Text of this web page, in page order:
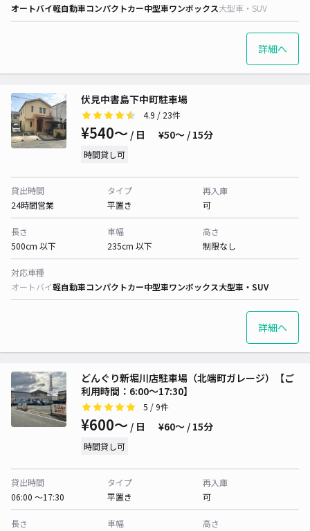
オートバイ軽自動車コンパクトカー中型車ワンボックス大型車・SUV
詳細へ
伏見中書島下中町駐車場
4.9 / 23件
¥540〜 / 日 ¥50〜 / 15分
時間貸し可
貸出時間
24時間営業
タイプ
平置き
再入庫
可
長さ
500cm 以下
車幅
235cm 以下
高さ
制限なし
対応車種
オートバイ軽自動車コンパクトカー中型車ワンボックス大型車・SUV
詳細へ
どんぐり新堀川店駐車場（北端町ガレージ）【ご
利用時間：6:00～17:30】
5 / 9件
¥600〜 / 日 ¥60〜 / 15分
時間貸し可
貸出時間
06:00 〜17:30
タイプ
平置き
再入庫
可
長さ
車幅
高さ